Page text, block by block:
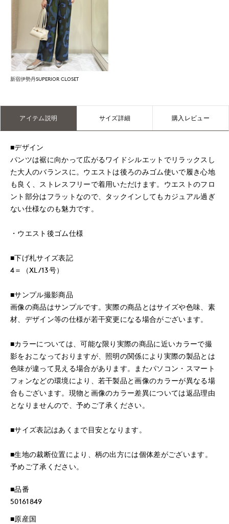
新宿伊勢丹SUPERIOR CLOSET
アイテム説明 サイズ詳細 購入レビュー
■デザイン
パンツは裾に向かって広がるワイドシルエットでリラックスし
た大人のバランスに。ウエストは後ろのみゴム使いで履き心地
も良く、ストレスフリーで着用いただけます。ウエストのフロ
ント部分はフラットなので、タックインしてもカジュアル過ぎ
ない仕様なのも魅力です。
・ウエスト後ゴム仕様
■下げ札サイズ表記
4＝（XL/13号）
■サンプル撮影商品
画像の商品はサンプルです。実際の商品とはサイズや色味、素
材、デザイン等の仕様が若干変更になる場合がございます。
■カラーについては、可能な限り実際の商品に近いカラーで撮
影をおこなっておりますが、照明の関係により実際の製品とは
色味が違って見える場合があります。またパソコン・スマート
フォンなどの環境により、若干製品と画像のカラーが異なる場
合もございます。現物と画像のカラー差異については返品理由
となりませんので、予めご了承ください。
■サイズ表記はあくまで目安となります。
■生地の裁断位置により、柄の出方には個体差がございます。
予めご了承ください。
■品番
50161849
■原産国